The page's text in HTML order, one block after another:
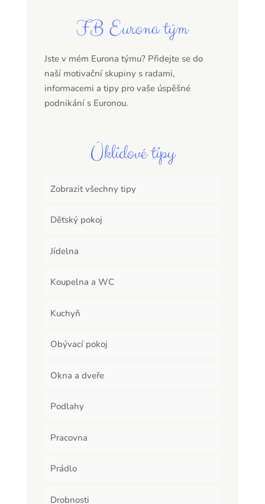
FB Eurona tým
Jste v mém Eurona týmu? Přidejte se do
naší motivační skupiny s radami,
informacemi a tipy pro vaše úspěšné
podnikání s Euronou.
Úklidové tipy
Zobrazit všechny tipy
Dětský pokoj
Jídelna
Koupelna a WC
Kuchyň
Obývací pokoj
Okna a dveře
Podlahy
Pracovna
Prádlo
Drobnosti